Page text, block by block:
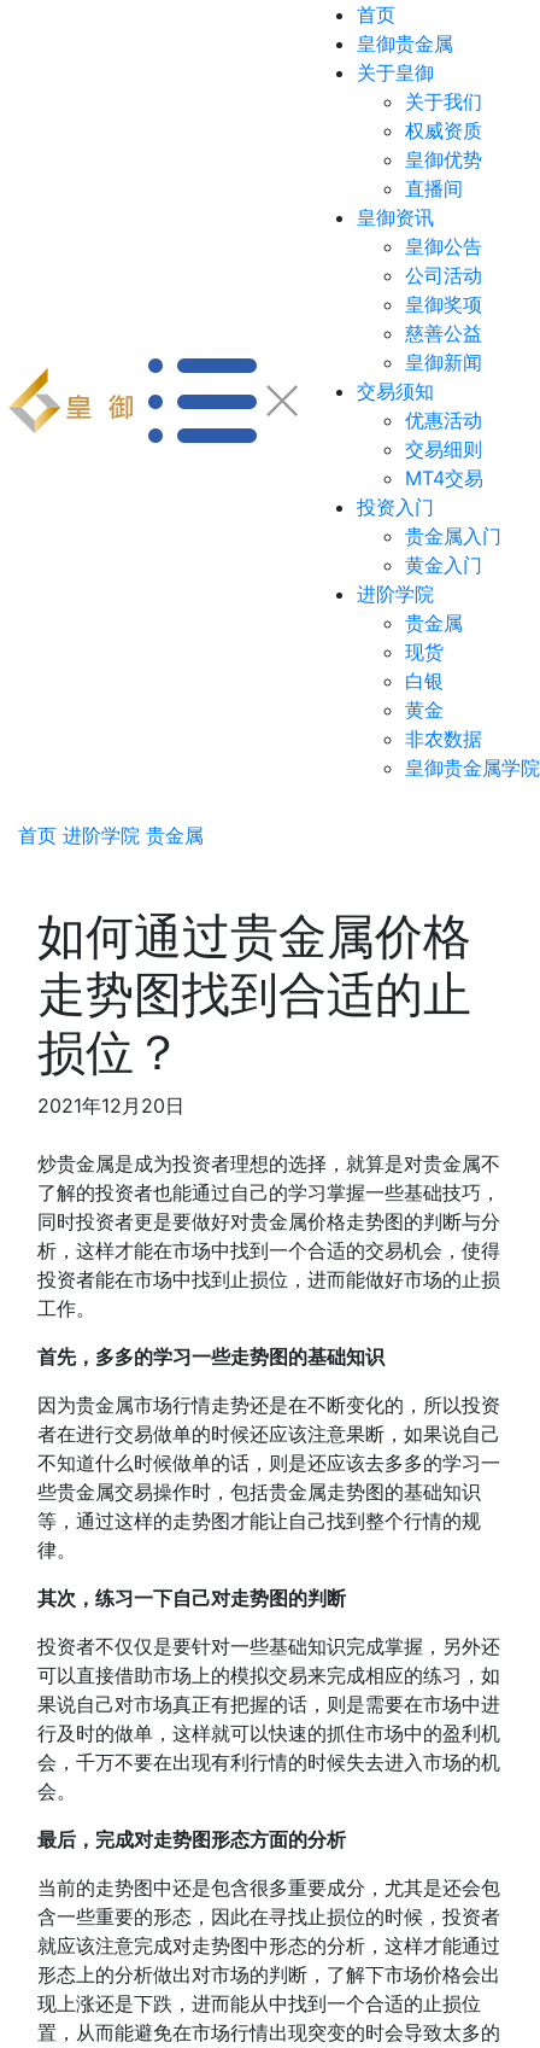
首页
皇御贵金属
关于皇御
关于我们
权威资质
皇御优势
直播间
皇御资讯
皇御公告
公司活动
皇御奖项
慈善公益
皇御新闻
交易须知
优惠活动
交易细则
MT4交易
投资入门
贵金属入门
黄金入门
进阶学院
贵金属
现货
白银
黄金
非农数据
皇御贵金属学院
首页 进阶学院 贵金属
如何通过贵金属价格
走势图找到合适的止
损位？
2021年12月20日
炒贵金属是成为投资者理想的选择，就算是对贵金属不
了解的投资者也能通过自己的学习掌握一些基础技巧，
同时投资者更是要做好对贵金属价格走势图的判断与分
析，这样才能在市场中找到一个合适的交易机会，使得
投资者能在市场中找到止损位，进而能做好市场的止损
工作。
首先，多多的学习一些走势图的基础知识
因为贵金属市场行情走势还是在不断变化的，所以投资
者在进行交易做单的时候还应该注意果断，如果说自己
不知道什么时候做单的话，则是还应该去多多的学习一
些贵金属交易操作时，包括贵金属走势图的基础知识
等，通过这样的走势图才能让自己找到整个行情的规
律。
其次，练习一下自己对走势图的判断
投资者不仅仅是要针对一些基础知识完成掌握，另外还
可以直接借助市场上的模拟交易来完成相应的练习，如
果说自己对市场真正有把握的话，则是需要在市场中进
行及时的做单，这样就可以快速的抓住市场中的盈利机
会，千万不要在出现有利行情的时候失去进入市场的机
会。
最后，完成对走势图形态方面的分析
当前的走势图中还是包含很多重要成分，尤其是还会包
含一些重要的形态，因此在寻找止损位的时候，投资者
就应该注意完成对走势图中形态的分析，这样才能通过
形态上的分析做出对市场的判断，了解下市场价格会出
现上涨还是下跌，进而能从中找到一个合适的止损位
置，从而能避免在市场行情出现突变的时会导致太多的